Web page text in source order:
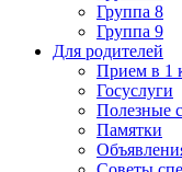
Группа 8
Группа 9
Для родителей
Прием в 1
Госуслуги
Полезные
Памятки